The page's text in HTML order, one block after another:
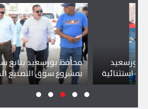
محافظ بورسعيد يتابع سير العمل
بمشروع سوق التصنيع الجديد